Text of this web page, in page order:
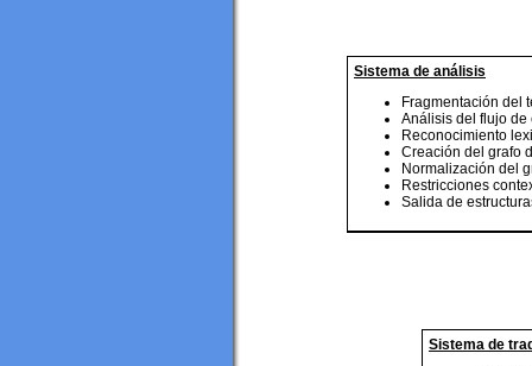
Sistema de análisis
Fragmentación del
Análisis del flujo de
Reconocimiento
Creación del grafo
Normalización del
Restricciones
Salida de
Sistema de